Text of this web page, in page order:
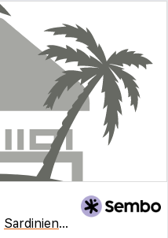
Sardinien,Italien